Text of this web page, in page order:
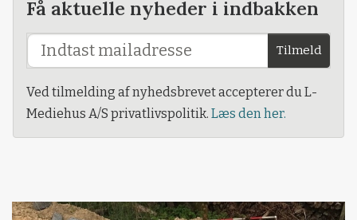
Få aktuelle nyheder i indbakken
Tilmeld
Ved tilmelding af nyhedsbrevet accepterer du L-
Mediehus A/S privatlivspolitik. Læs den her.